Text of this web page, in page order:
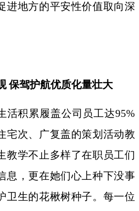
进地方的平安性价值取向深
保驾护航优质化量壮大
活积累履盖公司员工达95%
宅次、广复盖的策划活动教
教学不止多样了在职员工们
息，更在她们心上种下没事
卫生的花楸树种子。 每一位